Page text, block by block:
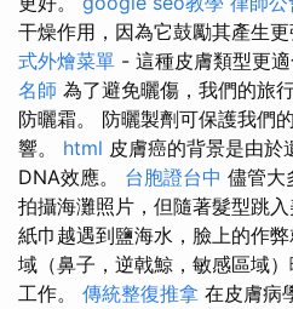
干燥作用，因為它鼓勵其產生
式外燴菜單 - 這種皮膚類型更
名師 為了避免曬傷，我們的旅
防曬霜。 防曬製劑可保護我們
響。 html 皮膚癌的背景是由於
DNA效應。 台胞證台中 儘管大
拍攝海灘照片，但隨著髮型跳
紙巾越遇到鹽海水，臉上的作弊
域（鼻子，逆戟鯨，敏感區域
工作。 傳統整復推拿 在皮膚病